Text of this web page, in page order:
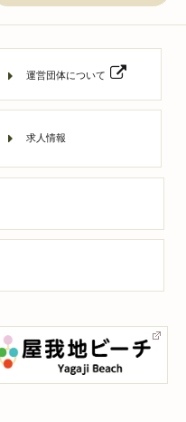
運営団体について
求人情報